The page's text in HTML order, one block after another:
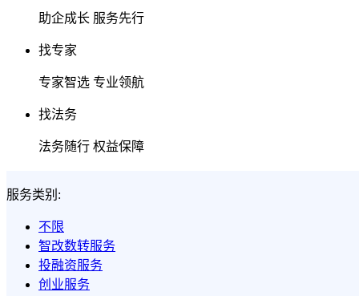
助企成长 服务先行
找专家
专家智选 专业领航
找法务
法务随行 权益保障
服务类别:
不限
智改数转服务
投融资服务
创业服务